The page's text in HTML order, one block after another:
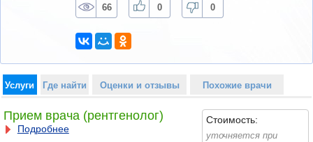
66 0 0
Услуги Где найти Оценки и отзывы Похожие врачи
Прием врача (рентгенолог)
Подробнее
Стоимость:
уточняется при